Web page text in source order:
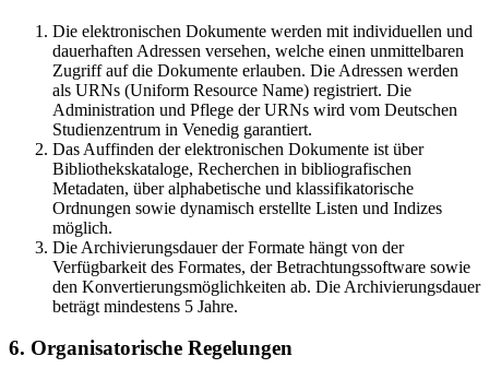
Die elektronischen Dokumente werden mit individuellen und
dauerhaften Adressen versehen, welche einen unmittelbaren
Zugriff auf die Dokumente erlauben. Die Adressen werden
als URNs (Uniform Resource Name) registriert. Die
Administration und Pflege der URNs wird vom Deutschen
Studienzentrum in Venedig garantiert.
Das Auffinden der elektronischen Dokumente ist über
Bibliothekskataloge, Recherchen in bibliografischen
Metadaten, über alphabetische und klassifikatorische
Ordnungen sowie dynamisch erstellte Listen und Indizes
möglich.
Die Archivierungsdauer der Formate hängt von der
Verfügbarkeit des Formates, der Betrachtungssoftware sowie
den Konvertierungsmöglichkeiten ab. Die Archivierungsdauer
beträgt mindestens 5 Jahre.
6. Organisatorische Regelungen